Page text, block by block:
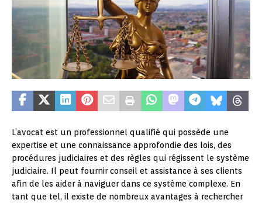
L’avocat est un professionnel qualifié qui possède une
expertise et une connaissance approfondie des lois, des
procédures judiciaires et des règles qui régissent le système
judiciaire. Il peut fournir conseil et assistance à ses clients
afin de les aider à naviguer dans ce système complexe. En
tant que tel, il existe de nombreux avantages à rechercher